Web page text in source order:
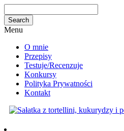
Menu
O mnie
Przepisy
Testuje/Recenzuje
Konkursy
Polityka Prywatności
Kontakt